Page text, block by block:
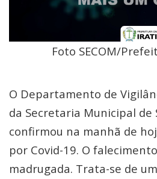
Foto SECOM/
O Departamento de
da Secretaria Municipal de
confirmou na manhã de
por Covid-19. O
madrugada. Trata-se de